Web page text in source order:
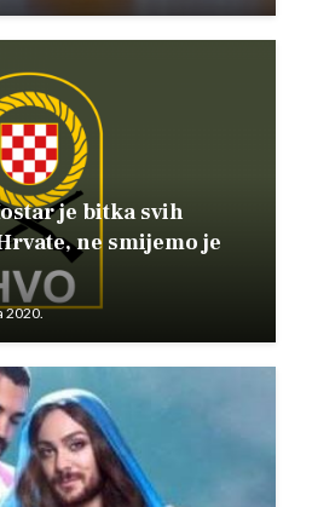
je bitka svih
ne smijemo je
2020.